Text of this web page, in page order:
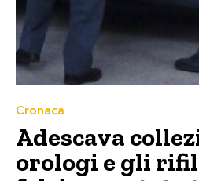
Cronaca
Adescava
orologi e gli